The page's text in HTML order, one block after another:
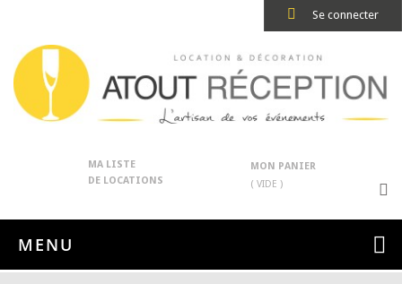
Se connecter
MA LISTE
DE LOCATIONS
MON PANIER
( VIDE )
MENU